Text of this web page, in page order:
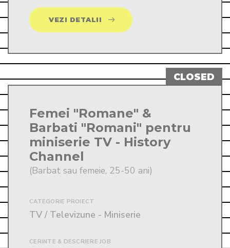
VEZI DETALII
Femei "Romane" &
Barbati "Romani" pentru
miniserie TV - History
Channel
(Barbat sau femeie, 25-50 ani)
CATEGORIE PROIECT
TV / Televizune - Miniserie
CERINTE & DESCRIERE JOB